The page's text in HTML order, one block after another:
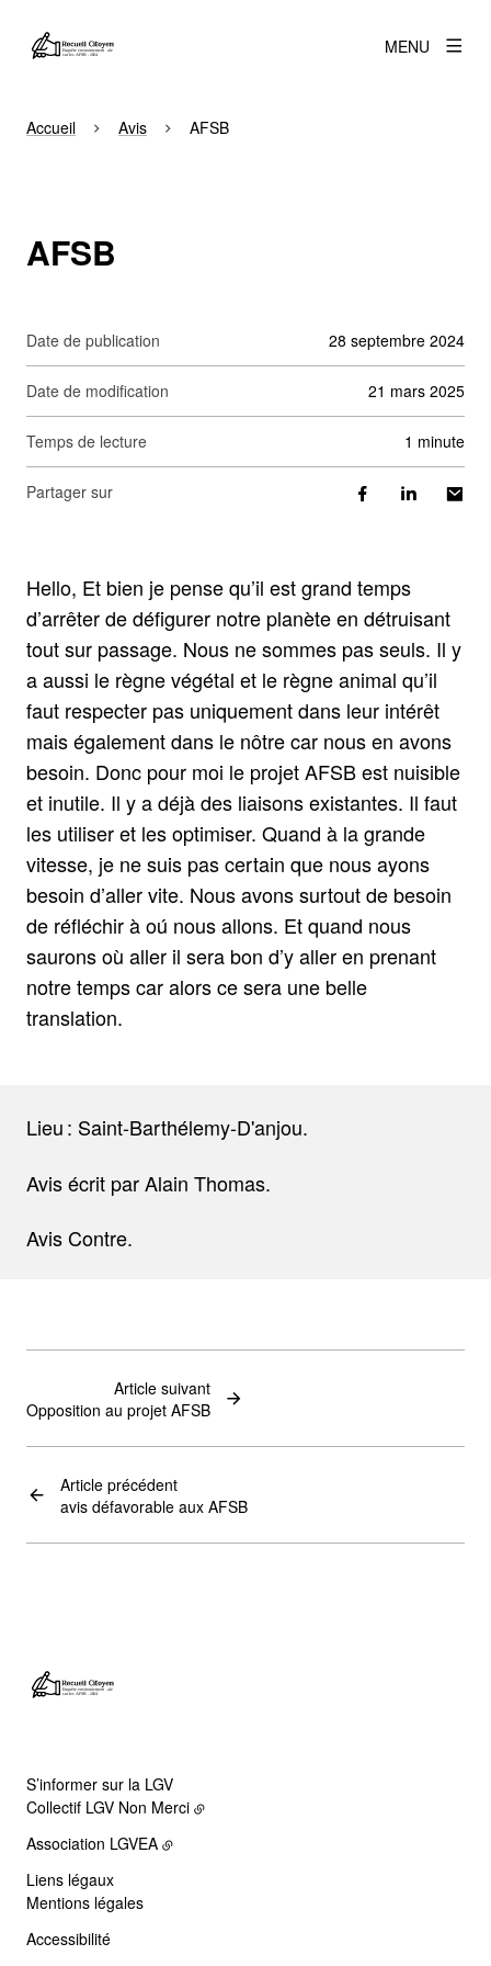
MENU
Accueil Avis AFSB
AFSB
Date de publication 28 septembre 2024
Date de modification 21 mars 2025
Temps de lecture 1 minute
Partager sur
Hello, Et bien je pense qu’il est grand temps
d’arrêter de défigurer notre planète en détruisant
tout sur passage. Nous ne sommes pas seuls. Il y
a aussi le règne végétal et le règne animal qu’il
faut respecter pas uniquement dans leur intérêt
mais également dans le nôtre car nous en avons
besoin. Donc pour moi le projet AFSB est nuisible
et inutile. Il y a déjà des liaisons existantes. Il faut
les utiliser et les optimiser. Quand à la grande
vitesse, je ne suis pas certain que nous ayons
besoin d’aller vite. Nous avons surtout de besoin
de réfléchir à oú nous allons. Et quand nous
saurons où aller il sera bon d’y aller en prenant
notre temps car alors ce sera une belle
translation.
Lieu : Saint-Barthélemy-D'anjou.
Avis écrit par Alain Thomas.
Avis Contre.
Article précédent
avis défavorable aux AFSB
Article suivant
Opposition au projet AFSB
S’informer sur la LGV
Collectif LGV Non Merci
Association LGVEA
Liens légaux
Mentions légales
Accessibilité